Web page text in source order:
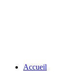
Accueil